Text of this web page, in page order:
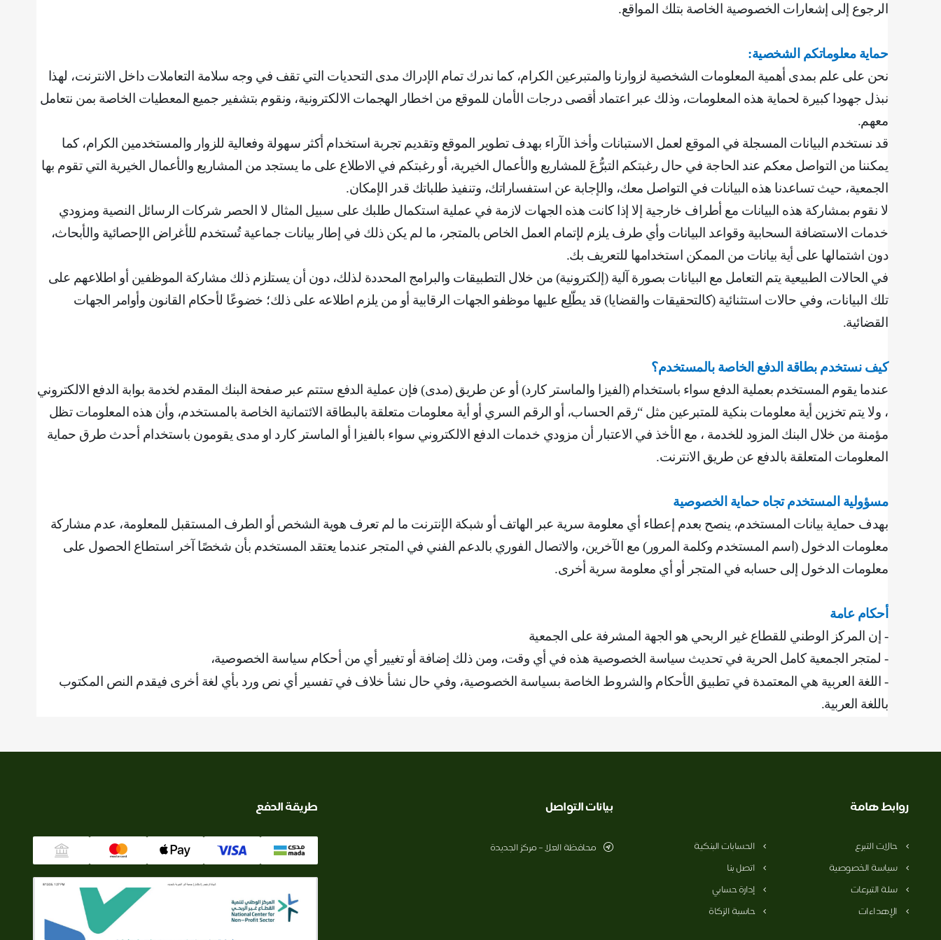
الرجوع إلى إشعارات الخصوصية الخاصة بتلك المواقع.
حماية معلوماتكم الشخصية:
نحن على علم بمدى أهمية المعلومات الشخصية لزوارنا والمتبرعين الكرام، كما ندرك تمام الإدراك مدى التحديات التي تقف في وجه سلامة التعاملات داخل الانترنت، لهذا
نبذل جهودا كبيرة لحماية هذه المعلومات، وذلك عبر اعتماد أقصى درجات الأمان للموقع من اخطار الهجمات الالكترونية، ونقوم بتشفير جميع المعطيات الخاصة بمن نتعامل
معهم.
قد نستخدم البيانات المسجلة في الموقع لعمل الاستبانات وأخذ الآراء بهدف تطوير الموقع وتقديم تجربة استخدام أكثر سهولة وفعالية للزوار والمستخدمين الكرام، كما
يمكننا من التواصل معكم عند الحاجة في حال رغبتكم التبرُّعَ للمشاريع والأعمال الخيرية، أو رغبتكم في الاطلاع على ما يستجد من المشاريع والأعمال الخيرية التي تقوم بها
الجمعية، حيث تساعدنا هذه البيانات في التواصل معك، والإجابة عن استفساراتك، وتنفيذ طلباتك قدر الإمكان.
لا نقوم بمشاركة هذه البيانات مع أطراف خارجية إلا إذا كانت هذه الجهات لازمة في عملية استكمال طلبك على سبيل المثال لا الحصر شركات الرسائل النصية ومزودي
خدمات الاستضافة السحابية وقواعد البيانات وأي طرف يلزم لإتمام العمل الخاص بالمتجر، ما لم يكن ذلك في إطار بيانات جماعية تُستخدم للأغراض الإحصائية والأبحاث،
دون اشتمالها على أية بيانات من الممكن استخدامها للتعريف بك.
في الحالات الطبيعية يتم التعامل مع البيانات بصورة آلية (إلكترونية) من خلال التطبيقات والبرامج المحددة لذلك، دون أن يستلزم ذلك مشاركة الموظفين أو اطلاعهم على
تلك البيانات، وفي حالات استثنائية (كالتحقيقات والقضايا) قد يطّلِع عليها موظفو الجهات الرقابية أو من يلزم اطلاعه على ذلك؛ خضوعًا لأحكام القانون وأوامر الجهات
القضائية.
كيف نستخدم بطاقة الدفع الخاصة بالمستخدم؟
عندما يقوم المستخدم بعملية الدفع سواء باستخدام (الفيزا والماستر كارد) أو عن طريق (مدى) فإن عملية الدفع ستتم عبر صفحة البنك المقدم لخدمة بوابة الدفع الالكتروني
، ولا يتم تخزين أية معلومات بنكية للمتبرعين مثل “رقم الحساب، أو الرقم السري أو أية معلومات متعلقة بالبطاقة الائتمانية الخاصة بالمستخدم، وأن هذه المعلومات تظل
مؤمنة من خلال البنك المزود للخدمة ، مع الأخذ في الاعتبار أن مزودي خدمات الدفع الالكتروني سواء بالفيزا أو الماستر كارد او مدى يقومون باستخدام أحدث طرق حماية
المعلومات المتعلقة بالدفع عن طريق الانترنت.
مسؤولية المستخدم تجاه حماية الخصوصية
بهدف حماية بيانات المستخدم، ينصح بعدم إعطاء أي معلومة سرية عبر الهاتف أو شبكة الإنترنت ما لم تعرف هوية الشخص أو الطرف المستقبل للمعلومة، ‌‌عدم مشاركة
معلومات الدخول (اسم المستخدم وكلمة المرور) مع الآخرين، ‌والاتصال الفوري بالدعم الفني في المتجر عندما يعتقد المستخدم بأن شخصًا آخر استطاع الحصول على
معلومات الدخول إلى حسابه في المتجر أو أي معلومة سرية أخرى.
أحكام عامة
‌‌- إن المركز الوطني للقطاع غير الربحي هو الجهة المشرفة على الجمعية
- لمتجر الجمعية كامل الحرية في تحديث سياسة الخصوصية هذه في أي وقت، ومن ذلك إضافة أو تغيير أي من أحكام سياسة الخصوصية،
- اللغة العربية هي المعتمدة في تطبيق الأحكام والشروط الخاصة بسياسة الخصوصية، وفي حال نشأ خلاف في تفسير أي نص ورد بأي لغة أخرى فيقدم النص المكتوب
باللغة العربية.
روابط هامة
حالات التبرع
الحسابات البنكية
سياسة الخصوصية
اتصل بنا
سلة التبرعات
إدارة حسابي
الإهداءات
حاسبة الزكاة
بيانات التواصل
محافظة العلا – مركز الجديدة
طريقة الدفع